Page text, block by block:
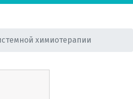
химиотерапии